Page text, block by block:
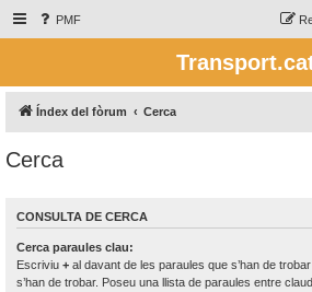
PMF
Índex del fòrum Cerca
Cerca
CONSULTA DE CERCA
Cerca paraules clau:
Escriviu + al davant de les paraules que s’han de
s’han de trobar. Poseu una llista de paraules entre